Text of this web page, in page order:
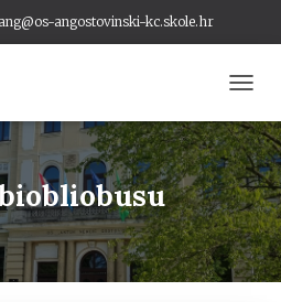
ang@os-angostovinski-kc.skole.hr